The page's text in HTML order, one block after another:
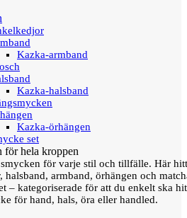
Kazka-armband
Kazka-halsband
Kazka-örhängen
set
för hela kroppen
för varje stil och tillfälle. Här
halsband, armband, örhängen och
– kategoriserade för att du enkelt ska
för hand, hals, öra eller handled.